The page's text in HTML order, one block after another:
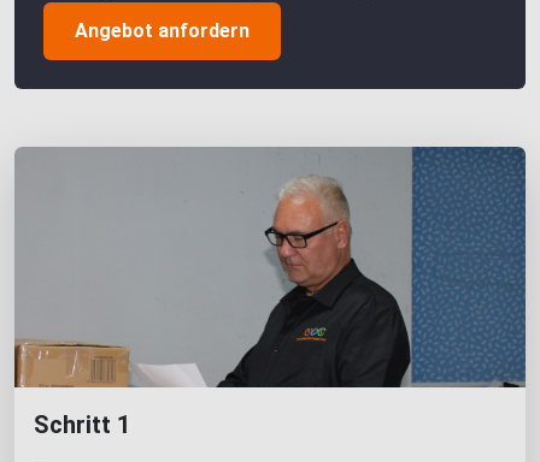
Angebot anfordern
Schritt 1